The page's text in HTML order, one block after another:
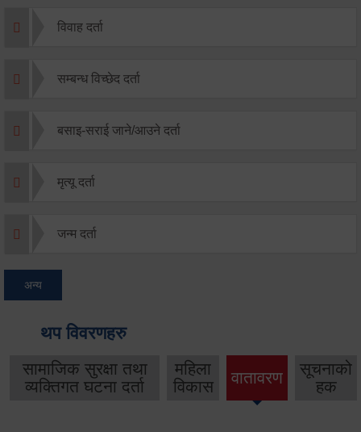
विवाह दर्ता
सम्बन्ध विच्छेद दर्ता
बसाइ-सराई जाने/आउने दर्ता
मृत्यू दर्ता
जन्म दर्ता
अन्य
थप विवरणहरु
सामाजिक सुरक्षा तथा
व्यक्तिगत घटना दर्ता
महिला
विकास
वातावरण
सूचनाको
हक